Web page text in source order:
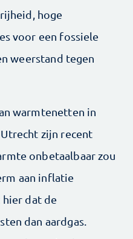
hoge
voor een fossiele
weerstand tegen
warmtenetten in
zijn recent
onbetaalbaar zou
aan inflatie
dat de
dan aardgas.